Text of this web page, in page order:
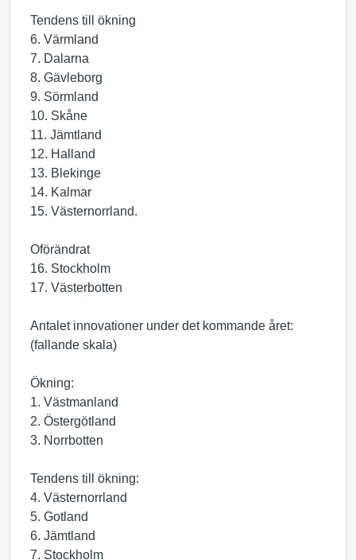
Tendens till ökning
6. Värmland
7. Dalarna
8. Gävleborg
9. Sörmland
10. Skåne
11. Jämtland
12. Halland
13. Blekinge
14. Kalmar
15. Västernorrland.
Oförändrat
16. Stockholm
17. Västerbotten
Antalet innovationer under det kommande året:
(fallande skala)
Ökning:
1. Västmanland
2. Östergötland
3. Norrbotten
Tendens till ökning:
4. Västernorrland
5. Gotland
6. Jämtland
7. Stockholm